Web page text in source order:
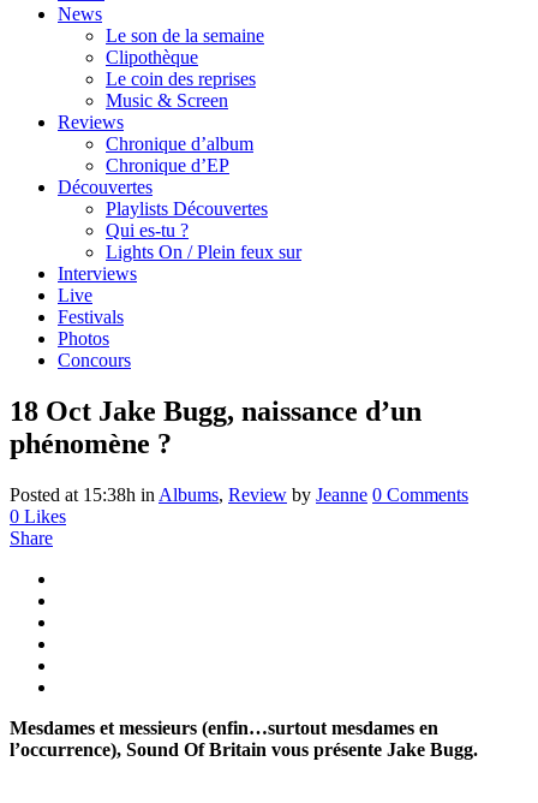
News
Le son de la semaine
Clipothèque
Le coin des reprises
Music & Screen
Reviews
Chronique d’album
Chronique d’EP
Découvertes
Playlists Découvertes
Qui es-tu ?
Lights On / Plein feux sur
Interviews
Live
Festivals
Photos
Concours
18 Oct Jake Bugg, naissance d’un
phénomène ?
Posted at 15:38h in Albums, Review by Jeanne 0 Comments
0 Likes
Share
Mesdames et messieurs (enfin…surtout mesdames en
l’occurrence), Sound Of Britain vous présente Jake Bugg.